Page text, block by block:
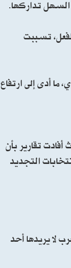
السهل تداركها.
تسببت
أدى إلى ارتفاع
تقارير بأن
التجديد
لا يريدها أحد